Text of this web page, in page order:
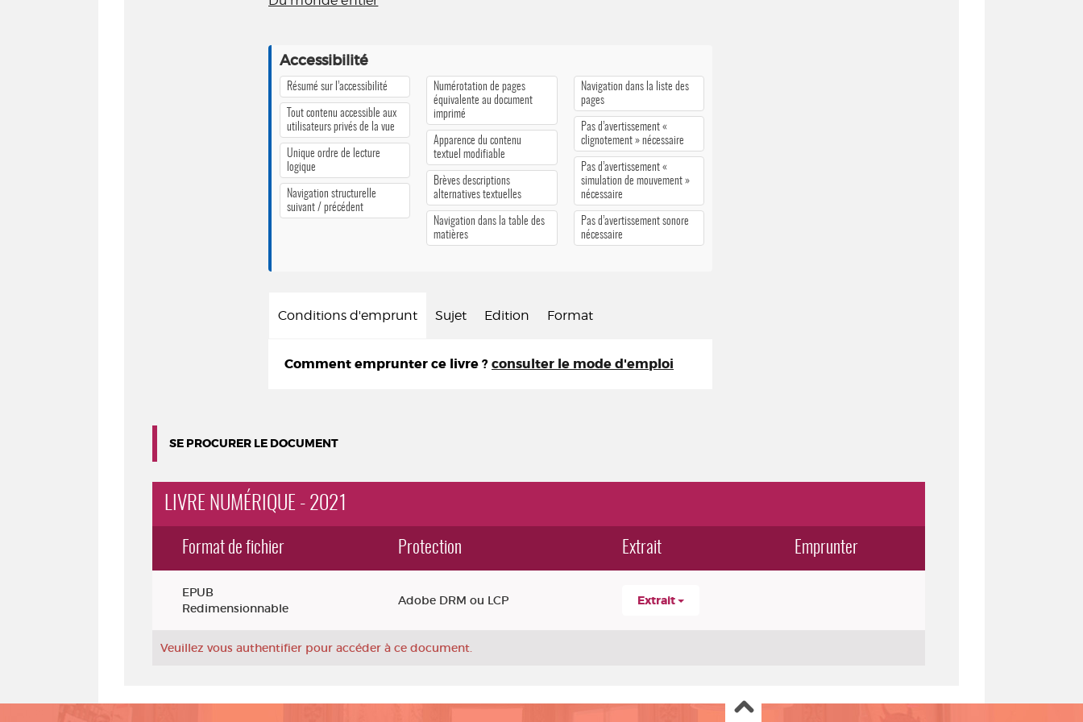
Accessibilité
Résumé sur l’accessibilité
Tout contenu accessible aux
utilisateurs privés de la vue
Unique ordre de lecture
logique
Navigation structurelle
suivant / précédent
Numérotation de pages
équivalente au document
imprimé
Apparence du contenu
textuel modifiable
Brèves descriptions
alternatives textuelles
Navigation dans la table des
matières
Navigation dans la liste des
pages
Pas d’avertissement «
clignotement » nécessaire
Pas d’avertissement «
simulation de mouvement »
nécessaire
Pas d’avertissement sonore
nécessaire
Conditions d'emprunt Sujet Edition Format
Comment emprunter ce livre ? consulter le mode d'emploi
SE PROCURER LE DOCUMENT
LIVRE NUMÉRIQUE - 2021
Format de fichier Protection Extrait Emprunter
EPUB
Redimensionnable
Adobe DRM ou LCP Extrait
Veuillez vous authentifier pour accéder à ce document.